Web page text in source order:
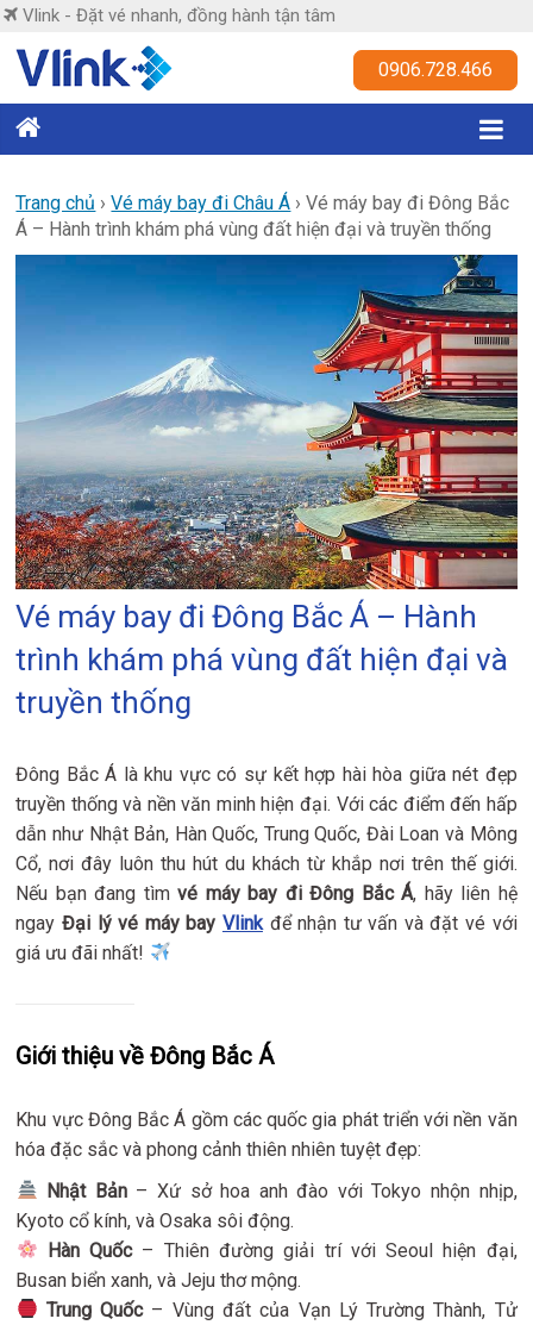
Skip
content
Vlink - Đặt vé nhanh, đồng hành tận tâm
Vlink
nhanh,
đồng
hành
0906.728.466
Trang chủ ›Vé máy bay đi Châu Á ›Vé máy bay đi Đông Bắc
Á – Hành trình khám phá vùng đất hiện đại và truyền thống
Vé máy bay đi Đông Bắc Á – Hành
trình khám phá vùng đất hiện đại và
truyền thống
Đông Bắc Á là khu vực có sự kết hợp hài hòa giữa nét đẹp
truyền thống và nền văn minh hiện đại. Với các điểm đến hấp
dẫn như Nhật Bản, Hàn Quốc, Trung Quốc, Đài Loan và Mông
Cổ, nơi đây luôn thu hút du khách từ khắp nơi trên thế giới.
Nếu bạn đang tìmvé máy bay đi Đông Bắc Á, hãy liên hệ
ngayĐại lý vé máy bay Vlinkđể nhận tư vấn và đặt vé với
giá ưu đãi nhất!
Giới thiệu về Đông Bắc Á
Khu vực Đông Bắc Á gồm các quốc gia phát triển với nền văn
hóa đặc sắc và phong cảnh thiên nhiên tuyệt đẹp:
Nhật Bản– Xứ sở hoa anh đào với Tokyo nhộn nhịp,
Kyoto cổ kính, và Osaka sôi động.
Hàn Quốc– Thiên đường giải trí với Seoul hiện đại,
Busan biển xanh, và Jeju thơ mộng.
Trung Quốc– Vùng đất của Vạn Lý Trường Thành, Tử